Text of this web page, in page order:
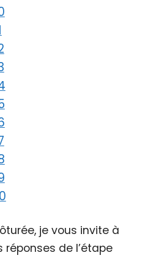
je vous invite à
de l’étape